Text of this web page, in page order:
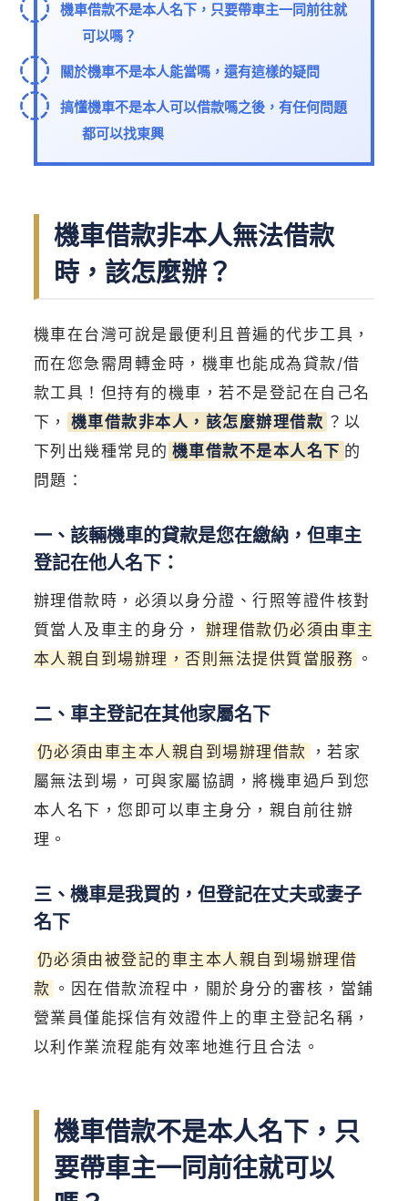
機車借款不是本人名下，只要帶車主一同前往就
可以嗎？
關於機車不是本人能當嗎，還有這樣的疑問
搞懂機車不是本人可以借款嗎之後，有任何問題
都可以找東興
機車借款非本人無法借款
時，該怎麼辦？
機車在台灣可說是最便利且普遍的代步工具，
而在您急需周轉金時，機車也能成為貸款/借
款工具！但持有的機車，若不是登記在自己名
下，
機車借款非本人，該怎麼辦理借款 ？以
下列出幾種常見的 機車借款不是本人名下 的
問題：
一、該輛機車的貸款是您在繳納，但車主
登記在他人名下：
辦理借款時，必須以身分證、行照等證件核對
質當人及車主的身分，
辦理借款仍必須由車主
本人親自到場辦理，否則無法提供質當服務 。
二、車主登記在其他家屬名下
仍必須由車主本人親自到場辦理借款
，若家
屬無法到場，可與家屬協調，將機車過戶到您
本人名下，您即可以車主身分，親自前往辦
理。
三、機車是我買的，但登記在丈夫或妻子
名下
仍必須由被登記的車主本人親自到場辦理借
款 。因在借款流程中，關於身分的審核，當鋪
營業員僅能採信有效證件上的車主登記名稱，
以利作業流程能有效率地進行且合法。
機車借款不是本人名下，只
要帶車主一同前往就可以